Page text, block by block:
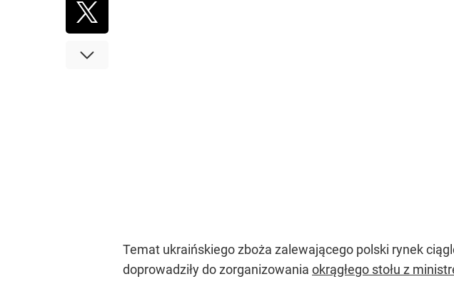
Temat ukraińskiego zboża zalewającego polski rynek
doprowadziły do zorganizowania okrągłego stołu z